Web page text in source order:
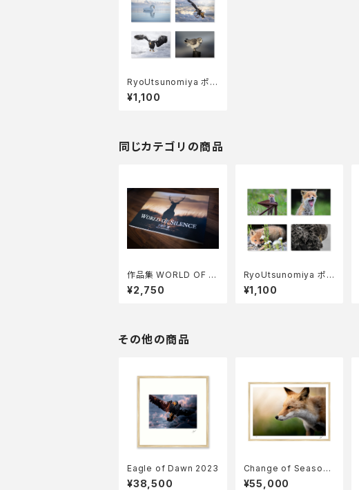
RyoUtsunomiya ポス
トカード Aセット
¥1,100
同じカテゴリの商品
作品集 WORLD OF SI
LENCE
¥2,750
RyoUtsunomiya ポス
トカード Bセット
¥1,100
その他の商品
Eagle of Dawn 2023
¥38,500
Change of Season
2023
¥55,000